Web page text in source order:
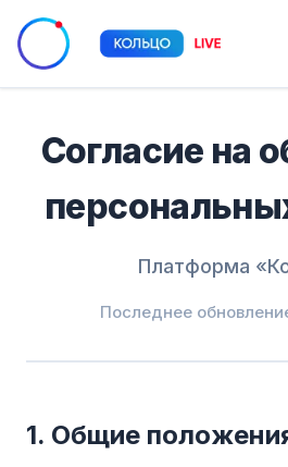
Согласие на
Платформа
Последнее
1. Общие